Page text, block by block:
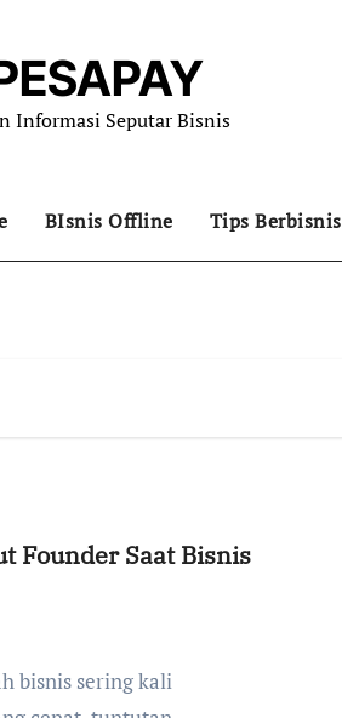
Informasi Seputar Bisnis
BIsnis Offline Tips Berbisnis
Founder Saat Bisnis